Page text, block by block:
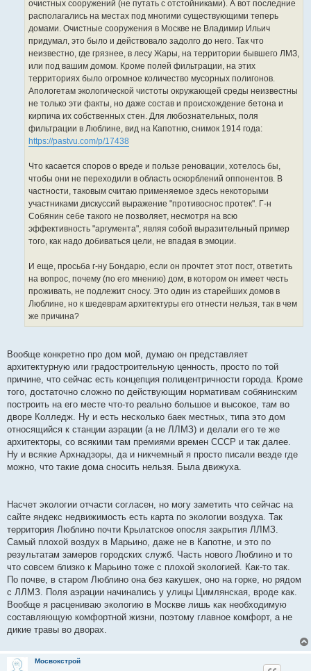
очистных сооружений (не путать с отстойниками). А вот последние
располагались на местах под многими существующими теперь
домами. Очистные сооружения в Москве не Владимир Ильич
придумал, это было и действовало задолго до него. Так что
неизвестно, где грязнее, в лесу Жары, на территории бывшего ЛМЗ,
или под вашим домом. Кроме полей фильтрации, на этих
территориях было огромное количество мусорных полигонов.
Апологетам экологической чистоты окружающей среды неизвестны
не только эти факты, но даже состав и происхождение бетона и
кирпича их собственных стен. Для любознательных, поля
фильтрации в Люблине, вид на Капотню, снимок 1914 года:
https://pastvu.com/p/17438
Что касается споров о вреде и пользе реновации, хотелось бы,
чтобы они не переходили в область оскорблений оппонентов. В
частности, таковым считаю применяемое здесь некоторыми
участниками дискуссий выражение "противоснос протек". Г-н
Собянин себе такого не позволяет, несмотря на всю
эффективность "аргумента", являя собой выразительный пример
того, как надо добиваться цели, не впадая в эмоции.
И еще, просьба г-ну Бондарю, если он прочтет этот пост, ответить
на вопрос, почему (по его мнению) дом, в котором он имеет честь
проживать, не подлежит сносу. Это один из старейших домов в
Люблине, но к шедеврам архитектуры его отнести нельзя, так в чем
же причина?
Вообще конкретно про дом мой, думаю он представляет
архитектурную или градостроительную ценность, просто по той
причине, что сейчас есть концепция полицентричности города. Кроме
того, достаточно сложно по действующим нормативам собянинским
построить на его месте что-то реально большое и высокое, там во
дворе Колледж. Ну и есть несколько баек местных, типа это дом
относящийся к станции аэрации (а не ЛЛМЗ) и делали его те же
архитекторы, со всякими там премиями времен СССР и так далее.
Ну и всякие Архнадзоры, да и никчемный я просто писали везде где
можно, что такие дома сносить нельзя. Была движуха.
Насчет экологии отчасти согласен, но могу заметить что сейчас на
сайте яндекс недвижимость есть карта по экологии воздуха. Так
территория Люблино почти Крылатское опосля закрытия ЛЛМЗ.
Самый плохой воздух в Марьино, даже не в Капотне, и это по
результатам замеров городских служб. Часть нового Люблино и то
что совсем близко к Марьино тоже с плохой экологией. Как-то так.
По почве, в старом Люблино она без какушек, оно на горке, но рядом
с ЛЛМЗ. Поля аэрации начинались у улицы Цимлянская, вроде как.
Вообще я расцениваю экологию в Москве лишь как необходимую
составляющую комфортной жизни, поэтому главное комфорт, а не
дикие травы во дворах.
Мосвокстрой